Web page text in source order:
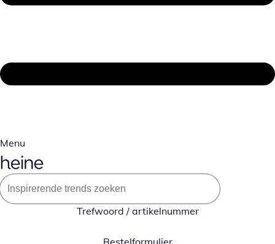
Menu
Trefwoord / artikelnummer
Bestelformulier